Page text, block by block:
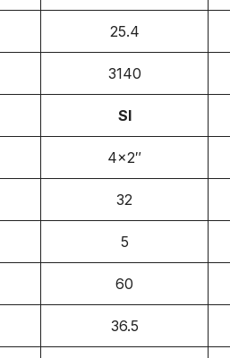
25.4
3140
SI
4×2″
32
5
60
36.5